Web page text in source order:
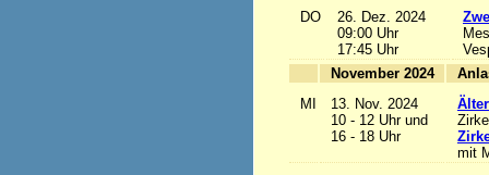
DO
26. Dez. 2024
09:00 Uhr
17:45 Uhr
November 2024
MI
13. Nov. 2024
10 - 12 Uhr und
16 - 18 Uhr
mit